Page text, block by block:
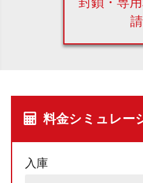
請
料金シミュレー
入庫